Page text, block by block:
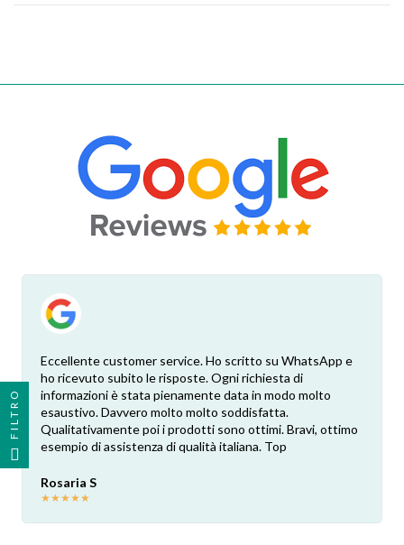
Eccellente customer service. Ho scritto su WhatsApp e
ho ricevuto subito le risposte. Ogni richiesta di
informazioni è stata pienamente data in modo molto
esaustivo. Davvero molto molto soddisfatta.
Qualitativamente poi i prodotti sono ottimi. Bravi, ottimo
esempio di assistenza di qualità italiana. Top
Rosaria S
★★★★★
FILTRO